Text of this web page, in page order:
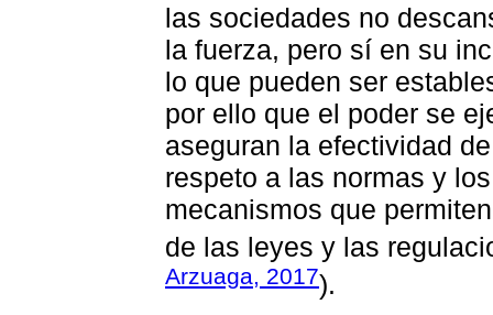
las sociedades no
la fuerza, pero sí en su
lo que pueden ser
por ello que el poder se
aseguran la efectividad
respeto a las normas y
mecanismos que
de las leyes y las
Arzuaga, 2017).